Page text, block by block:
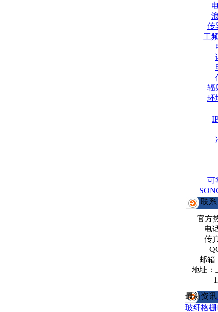
传
工
辐
环
可
联
官方
电
传
邮箱
地址：
最新资讯
玻纤格